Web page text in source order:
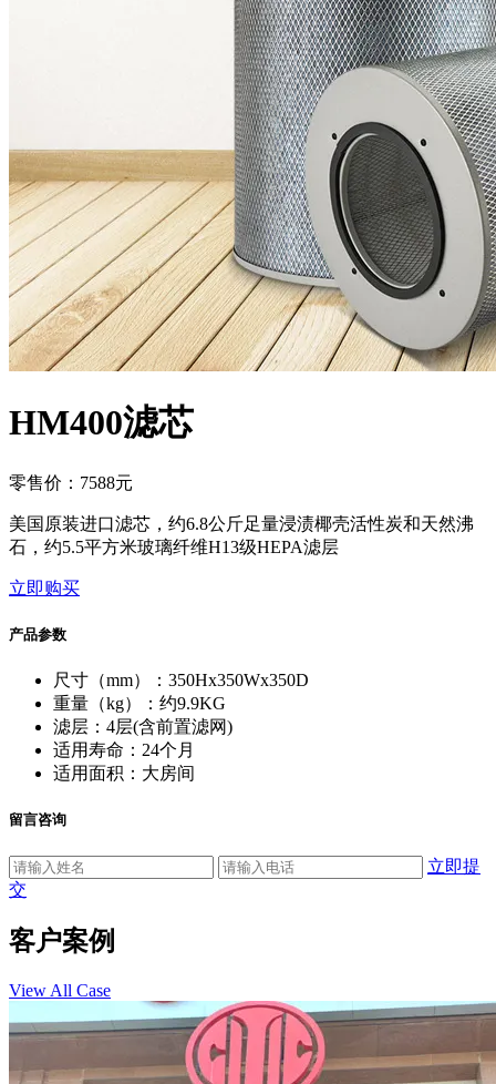
HM400滤芯
零售价：7588元
美国原装进口滤芯，约6.8公斤足量浸渍椰壳活性炭和天然沸
石，约5.5平方米玻璃纤维H13级HEPA滤层
立即购买
产品参数
尺寸（mm）：350Hx350Wx350D
重量（kg）：约9.9KG
滤层：4层(含前置滤网)
适用寿命：24个月
适用面积：大房间
留言咨询
立即提
交
客户案例
View All Case